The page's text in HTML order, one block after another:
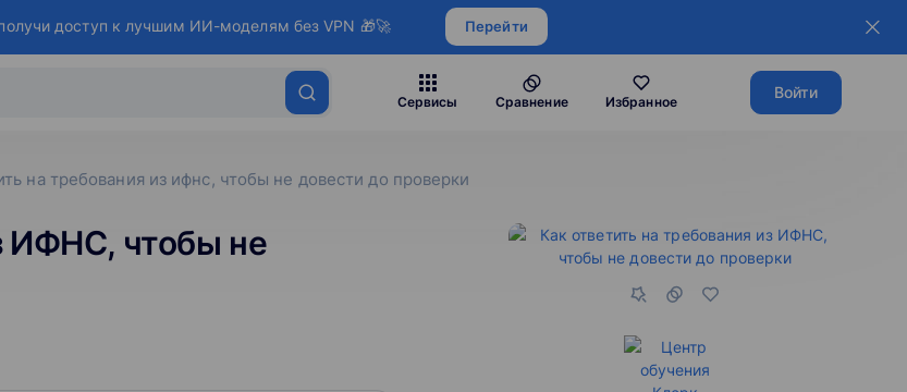
доступ к лучшим ИИ-моделям без VPN 🎁🚀 Перейти
Сервисы Сравнение Избранное
Войти
на требования из ифнс, чтобы не довести до проверки
ИФНС, чтобы не